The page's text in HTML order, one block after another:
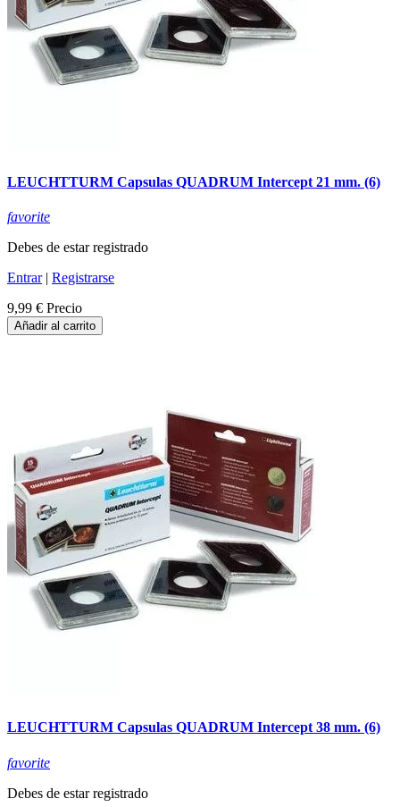
LEUCHTTURM Capsulas QUADRUM Intercept 21 mm. (6)
favorite
Debes de estar registrado
Entrar| Registrarse
9,99 € Precio
Añadir al carrito
LEUCHTTURM Capsulas QUADRUM Intercept 38 mm. (6)
favorite
Debes de estar registrado